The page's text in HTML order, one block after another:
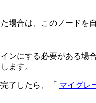
場合は、このノードを
ンにする必要がある
ます。
了したら、「 マイグレ